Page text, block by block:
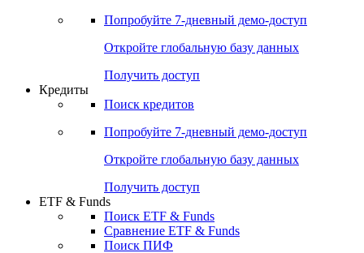
Попробуйте 7-дневный демо-доступ
Откройте глобальную базу данных
Получить доступ
Кредиты
Поиск кредитов
Попробуйте 7-дневный демо-доступ
Откройте глобальную базу данных
Получить доступ
ETF & Funds
Поиск ETF & Funds
Сравнение ETF & Funds
Поиск ПИФ